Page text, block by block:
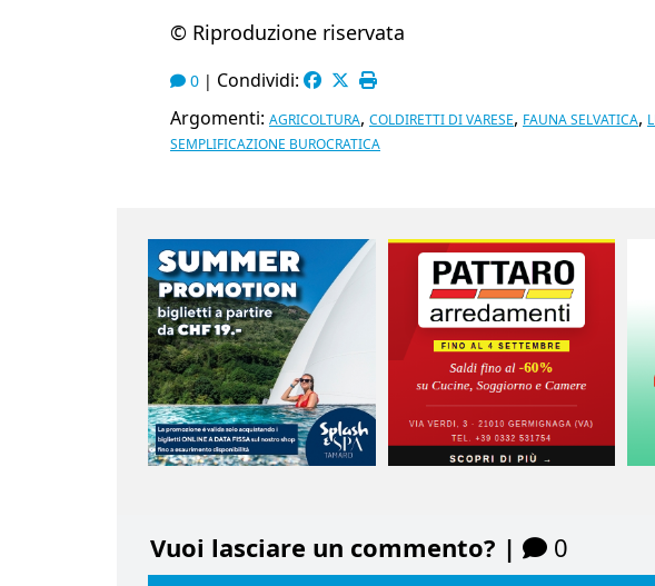
© Riproduzione riservata
0 | Condividi:
Argomenti: AGRICOLTURA, COLDIRETTI DI VARESE, FAUNA SELVATICA,
SEMPLIFICAZIONE BUROCRATICA
Vuoi lasciare un commento? | 0